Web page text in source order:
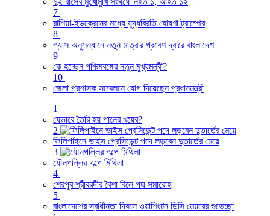
7
রাশিয়া-ইউক্রেনের মধ্যে যুদ্ধবিরতি ঘোষণা ট্রাম্পের
8
গ্যাস অনুসন্ধানে নতুন মাত্রার প্রবেশ দ্বারে বাংলাদেশ
9
কে হচ্ছেন পশ্চিমবঙ্গের নতুন মুখ্যমন্ত্রী?
10
জেলা প্রশাসক সম্মেলনে যোগ দিয়েছেন প্রধানমন্ত্রী
1
যেভাবে তৈরি হয় পানের খয়ের?
2
ফিলিপাইনে ভাইস প্রেসিডেন্ট পদে লড়বেন দুতার্তের মেয়ে
3
যৌনপল্লির গল্পে মিথিলা
4
শেরপুর শ্রীবরদীর বৈশা বিলে পদ্ম সমারোহ
5
বাংলাদেশের স্বাধীনতা দিবসে ওয়াশিংটন ডিসি মেয়রের শুভেচ্ছা